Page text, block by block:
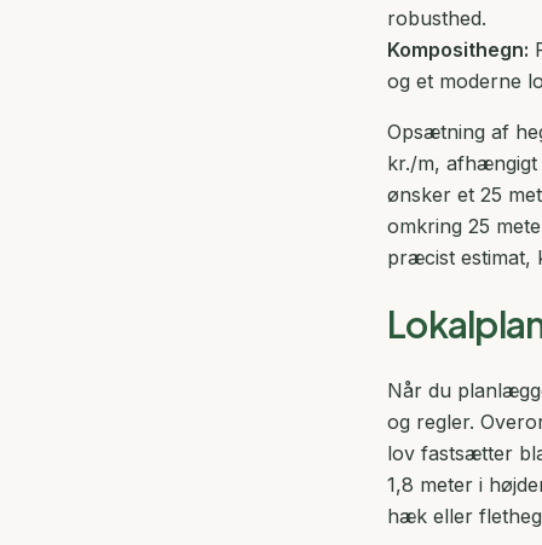
robusthed.
Komposithegn:
og et moderne
Opsætning af
kr./m, afhængigt
ønsker et 25
omkring 25
præcist estimat,
Når du
og regler.
lov fastsætter
1,8 meter i
hæk eller